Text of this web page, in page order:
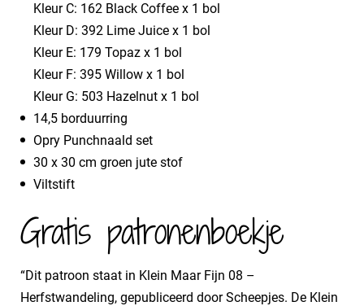
Kleur C: 162 Black Coffee x 1 bol
Kleur D: 392 Lime Juice x 1 bol
Kleur E: 179 Topaz x 1 bol
Kleur F: 395 Willow x 1 bol
Kleur G: 503 Hazelnut x 1 bol
14,5 borduurring
Opry Punchnaald set
30 x 30 cm groen jute stof
Viltstift
Gratis patronenboekje
“Dit patroon staat in Klein Maar Fijn 08 –
Herfstwandeling, gepubliceerd door Scheepjes. De Klein